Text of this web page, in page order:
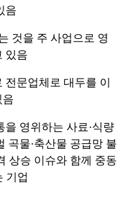
음
것을 주 사업으로 영
있음
문업체로 대두를 이
음
을 영위하는 사료·식량
곡물·축산물 공급망 불
상승 이슈와 함께 중동
기업